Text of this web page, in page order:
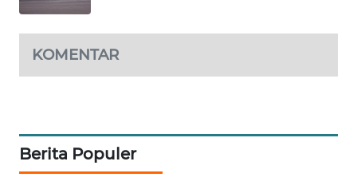
KOMENTAR
Berita Populer
Wahana
KELISTRIKAN